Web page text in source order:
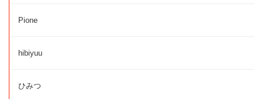
Pione
hibiyuu
ひみつ